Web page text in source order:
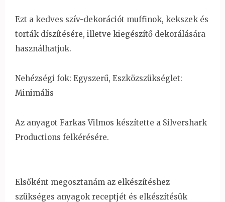
Ezt a kedves szív-dekorációt muffinok, kekszek és
torták díszítésére, illetve kiegészítő dekorálására
használhatjuk.
Nehézségi fok: Egyszerű, Eszközszükséglet:
Minimális
Az anyagot Farkas Vilmos készítette a Silvershark
Productions felkérésére.
Elsőként megosztanám az elkészítéshez
szükséges anyagok receptjét és elkészítésük